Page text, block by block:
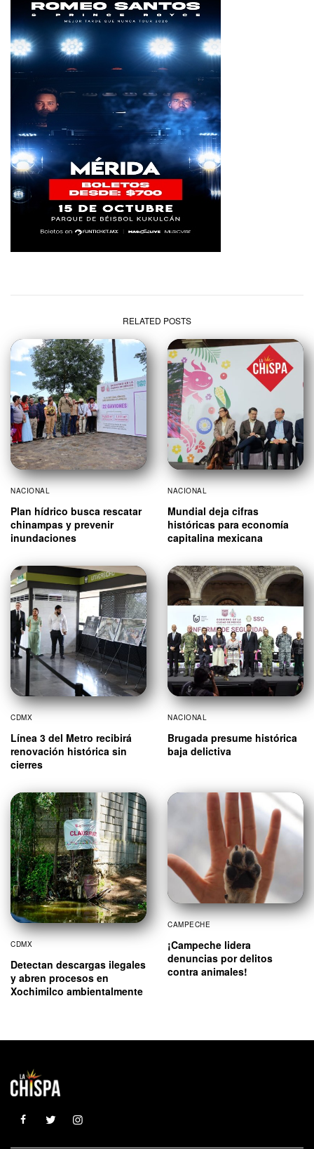
RELATED POSTS
NACIONAL
Plan hídrico busca rescatar
chinampas y prevenir
inundaciones
NACIONAL
Mundial deja cifras
históricas para economía
capitalina mexicana
CDMX
Línea 3 del Metro recibirá
renovación histórica sin
cierres
NACIONAL
Brugada presume histórica
baja delictiva
CDMX
Detectan descargas ilegales
y abren procesos en
Xochimilco ambientalmente
CAMPECHE
¡Campeche lidera
denuncias por delitos
contra animales!